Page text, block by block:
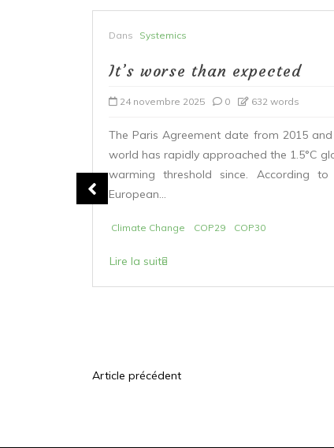
Dans Systemics
It’s worse than expected
24 novembre 2025 0 632 words
The Paris Agreement date from 2015
world has rapidly approached the 1.5°C
warming threshold since. According to
European...
Climate Change COP29 COP30
Lire la suite
N
Article précédent